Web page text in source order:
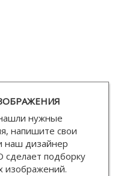
нужные
напишите свои
наш дизайнер
сделает подборку
изображений.